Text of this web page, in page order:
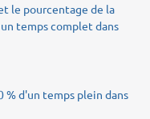
le pourcentage de la
temps complet dans
% d'un temps plein dans